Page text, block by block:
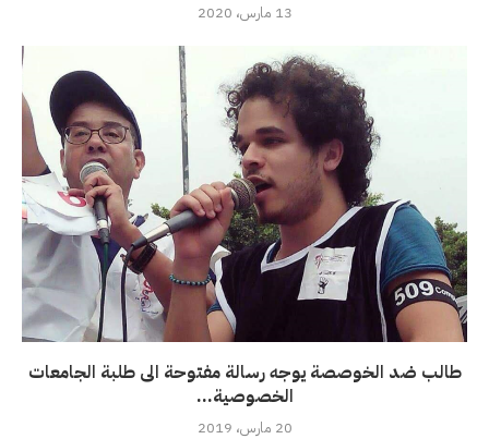
13 مارس، 2020
طالب ضد الخوصصة يوجه رسالة مفتوحة الى طلبة الجامعات
الخصوصية...
20 مارس، 2019